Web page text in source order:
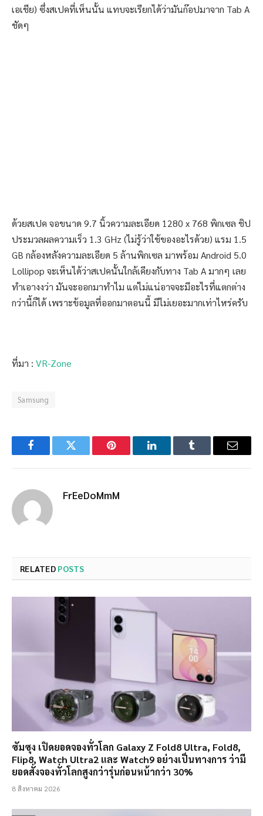
เอเชีย) ซึ่งสเปคที่เห็นนั้น แทบจะเรียกได้ว่ามันก๊อปมาจาก Tab A
ชัดๆ
ด้วยสเปค จอขนาด 9.7 นิ้วความละเอียด 1280 x 768 พิกเซล ชิป
ประมวลผลความเร็ว 1.3 GHz (ไม่รู้ว่าใช้ของอะไรด้วย) แรม 1.5
GB กล้องหลังความละเอียด 5 ล้านพิกเซล มาพร้อม Android 5.0
Lollipop จะเห็นได้ว่าสเปคนั้นใกล้เคียงกับทาง Tab A มากๆ เลย
ทำเอางงว่า มันจะออกมาทำไม แต่ไม่แน่อาจจะมีอะไรที่แตกต่าง
กว่านี้ก็ได้ เพราะข้อมูลที่ออกมาตอนนี้ มีไม่เยอะมากเท่าไหร่ครับ
ที่มา : VR-Zone
Samsung
FacebookTwitter Pinterest LinkedInTumblr Email
FrEeDoMmM
RELATED POSTS
ซัมซุง เปิดยอดจองทั่วโลก Galaxy Z Fold8 Ultra, Fold8,
Flip8, Watch Ultra2 และ Watch9 อย่างเป็นทางการ ว่ามี
ยอดสั่งจองทั่วโลกสูงกว่ารุ่นก่อนหน้ากว่า 30%
8 สิงหาคม 2026